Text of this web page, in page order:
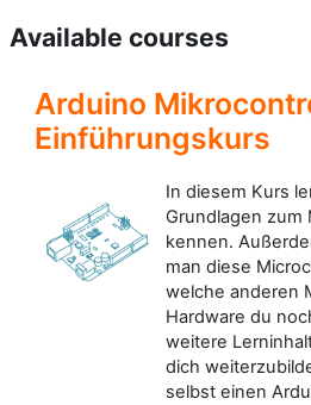
Available courses
Arduino
Einführungskurs
In diesem Kurs
Grundlagen zum
kennen.
man diese
welche anderen
Hardware du
weitere
dich
selbst einen